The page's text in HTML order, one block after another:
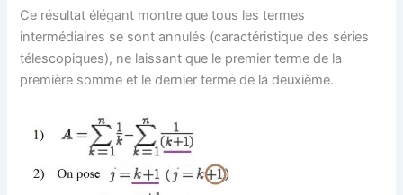
Ce résultat élégant montre que tous les termes
intermédiaires se sont annulés (caractéristique des séries
télescopiques), ne laissant que le premier terme de la
première somme et le dernier terme de la deuxième.